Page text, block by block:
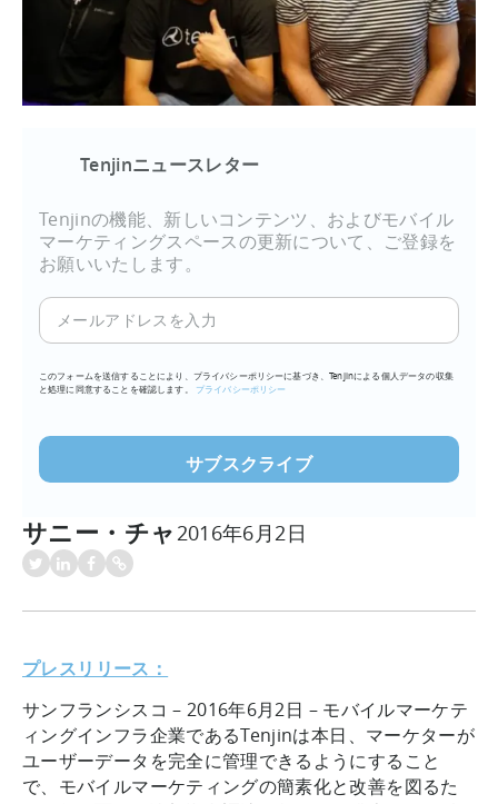
Tenjinニュースレター
Tenjinの機能、新しいコンテンツ、およびモバイル
マーケティングスペースの更新について、ご登録を
お願いいたします。
メ
ー
ア
レ
を
力
(必
須)
このフォームを送信することにより、プライバシーポリシーに基づき、Tenjinによる個人データの収集
と処理に同意することを確認します。
プライバシーポリシー
サニー・チャ2016年6月2日
プレスリリース：
サンフランシスコ – 2016年6月2日 – モバイルマーケテ
ィングインフラ企業であるTenjinは本日、マーケターが
ユーザーデータを完全に管理できるようにすること
で、モバイルマーケティングの簡素化と改善を図るた